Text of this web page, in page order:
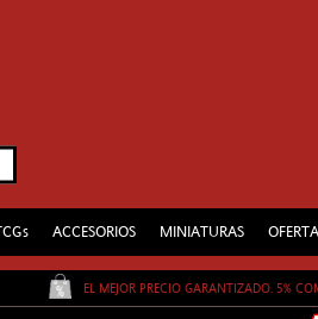
ACCESORIOS MINIATURAS
EL MEJOR PRECIO GARANTIZADO. 5%